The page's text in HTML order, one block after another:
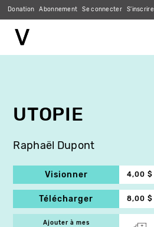
Donation Abonnement Se connecter S'inscrire
UTOPIE
Raphaël Dupont
Visionner 4,00 $
Télécharger 8,00 $
Ajouter à mes